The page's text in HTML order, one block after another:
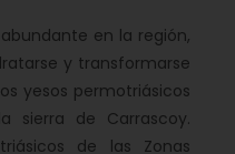
en la región,
y transformarse
yesos permotriásicos
sierra de Carrascoy.
de las Zonas